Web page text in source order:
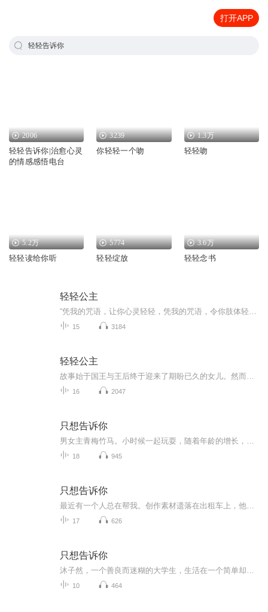
打开APP
轻轻告诉你
2006
轻轻告诉你|治愈心灵
的情感感悟电台
3239
你轻轻一个吻
1.3万
轻轻吻
5.2万
轻轻读给你听
5774
轻轻绽放
3.6万
轻轻念书
轻轻公主
15 3184
轻轻公主
16 2047
只想告诉你
18 945
只想告诉你
17 626
只想告诉你
10 464